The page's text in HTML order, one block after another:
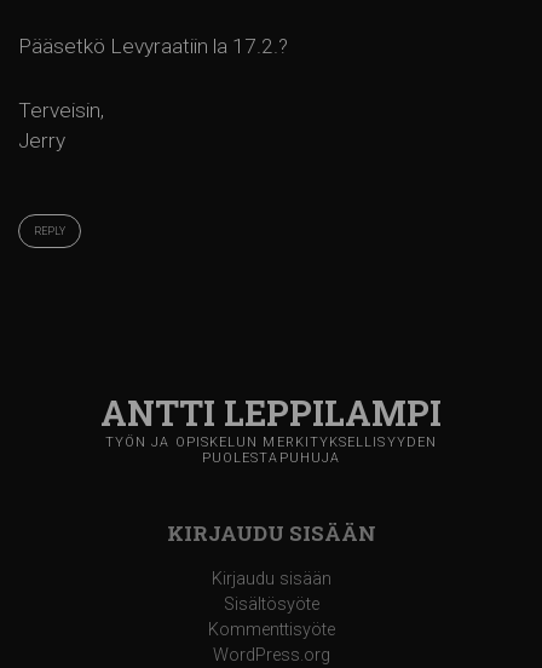
Pääsetkö Levyraatiin la 17.2.?
Terveisin,
Jerry
REPLY
ANTTI LEPPILAMPI
TYÖN JA OPISKELUN MERKITYKSELLISYYDEN
PUOLESTAPUHUJA
KIRJAUDU SISÄÄN
Kirjaudu sisään
Sisältösyöte
Kommenttisyöte
WordPress.org